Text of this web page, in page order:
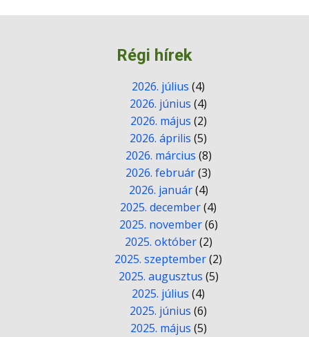
Régi hírek
2026. július (4)
2026. június (4)
2026. május (2)
2026. április (5)
2026. március (8)
2026. február(3)
2026. január(4)
2025. december(4)
2025. november(6)
2025. október(2)
2025. szeptember(2)
2025. augusztus (5)
2025. július (4)
2025. június (6)
2025. május (5)